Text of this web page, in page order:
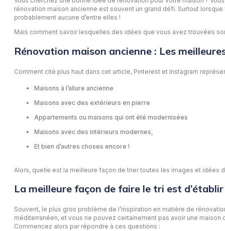
rénovation maison ancienne est souvent un grand défi. Surtout
probablement aucune d’entre elles !
Mais comment savoir lesquelles des idées que vous avez trouvées
Rénovation maison ancienne : Les
Comment cité plus haut dans cet article, Pinterest et Instagram
Maisons à l’allure ancienne
Maisons avec des extérieurs en pierre
Appartements ou maisons qui ont été modernisées
Maisons avec des intérieurs modernes,
Et bien d’autres choses encore !
Alors, quelle est la meilleure façon de trier toutes les images et idées
La meilleure façon de faire le tri est
Souvent, le plus gros problème de l’inspiration en matière de
méditerranéen, et vous ne pouvez certainement pas avoir une
Commencez alors par répondre à ces questions :